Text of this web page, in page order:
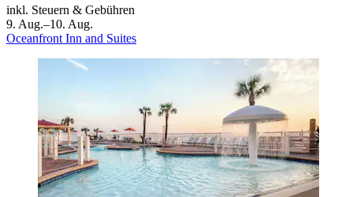
inkl. Steuern & Gebühren
9. Aug.–10. Aug.
Oceanfront Inn and Suites